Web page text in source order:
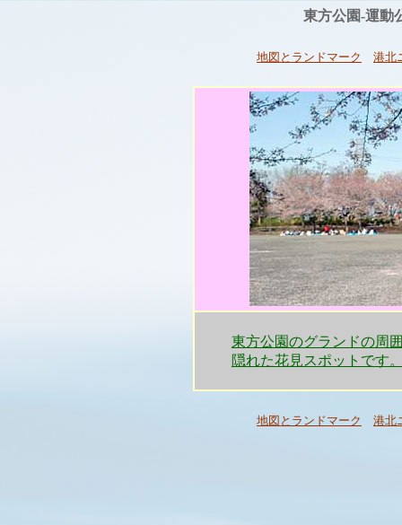
東方公園-運
地図とランドマーク 港北
東方公園のグランドの周
隠れた花見スポットです
地図とランドマーク 港北